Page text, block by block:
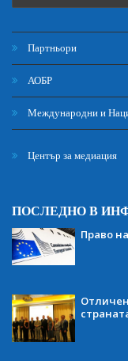
Партньори
АОБР
Международни и
Център за медиация
ПОСЛЕДНО В
Право